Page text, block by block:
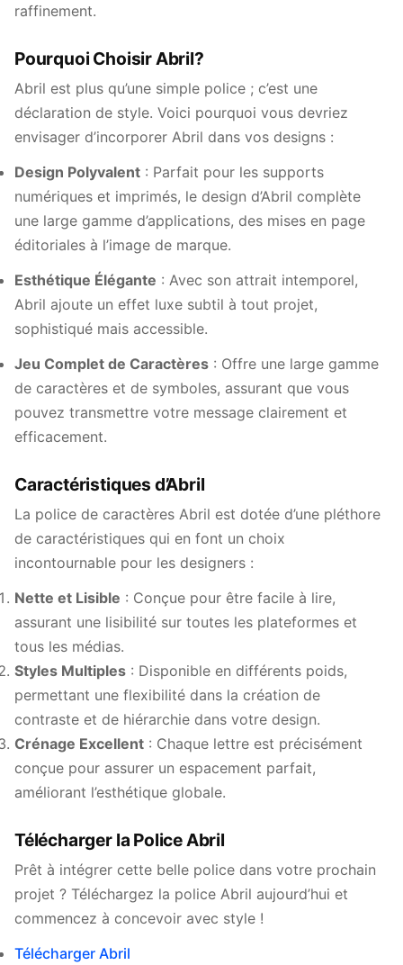
raffinement.
Pourquoi Choisir Abril?
Abril est plus qu’une simple police ; c’est une
déclaration de style. Voici pourquoi vous devriez
envisager d’incorporer Abril dans vos designs :
Design Polyvalent : Parfait pour les supports
numériques et imprimés, le design d’Abril complète
une large gamme d’applications, des mises en page
éditoriales à l’image de marque.
Esthétique Élégante : Avec son attrait intemporel,
Abril ajoute un effet luxe subtil à tout projet,
sophistiqué mais accessible.
Jeu Complet de Caractères : Offre une large gamme
de caractères et de symboles, assurant que vous
pouvez transmettre votre message clairement et
efficacement.
Caractéristiques d’Abril
La police de caractères Abril est dotée d’une pléthore
de caractéristiques qui en font un choix
incontournable pour les designers :
Nette et Lisible : Conçue pour être facile à lire,
assurant une lisibilité sur toutes les plateformes et
tous les médias.
Styles Multiples : Disponible en différents poids,
permettant une flexibilité dans la création de
contraste et de hiérarchie dans votre design.
Crénage Excellent : Chaque lettre est précisément
conçue pour assurer un espacement parfait,
améliorant l’esthétique globale.
Télécharger la Police Abril
Prêt à intégrer cette belle police dans votre prochain
projet ? Téléchargez la police Abril aujourd’hui et
commencez à concevoir avec style !
Télécharger Abril